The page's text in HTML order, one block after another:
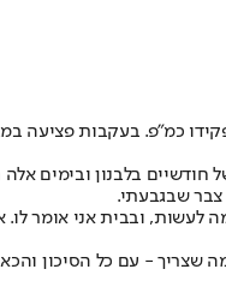
ושירת עד לתפקידו כמ"פ.
צבר שבגבעתי.
לעשות, ובבית אני אומר
ונעשה את מה שצריך - עם כל